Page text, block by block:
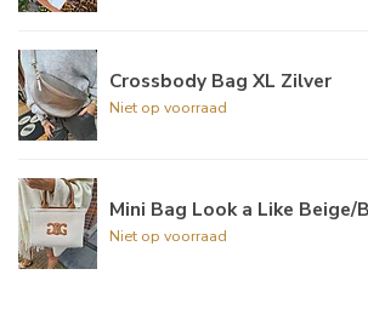
Crossbody Bag XL Zilver
Niet op voorraad
Mini Bag Look a Like Beige/
Niet op voorraad